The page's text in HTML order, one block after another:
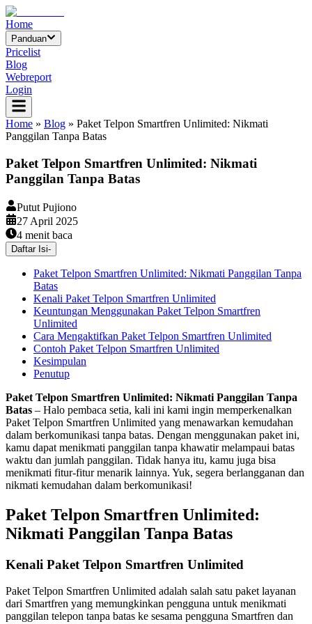
Home
Panduan
Pricelist
Blog
Webreport
Login
Home » Blog » Paket Telpon Smartfren Unlimited: Nikmati
Panggilan Tanpa Batas
Paket Telpon Smartfren Unlimited: Nikmati
Panggilan Tanpa Batas
Putut Pujiono
27 April 2025
4 menit baca
Daftar Isi-
Paket Telpon Smartfren Unlimited: Nikmati Panggilan Tanpa
Batas
Kenali Paket Telpon Smartfren Unlimited
Keuntungan Menggunakan Paket Telpon Smartfren
Unlimited
Cara Mengaktifkan Paket Telpon Smartfren Unlimited
Contoh Paket Telpon Smartfren Unlimited
Kesimpulan
Penutup
Paket Telpon Smartfren Unlimited: Nikmati Panggilan Tanpa
Batas – Halo pembaca setia, kali ini kami ingin memperkenalkan
Paket Telpon Smartfren Unlimited yang menawarkan kemudahan
dalam berkomunikasi tanpa batas. Dengan menggunakan paket ini,
kamu dapat menikmati panggilan tanpa khawatir melampaui batas
waktu dan jumlah panggilan. Tidak hanya itu, kamu juga bisa
menikmati fitur-fitur menarik lainnya. Yuk, segera berlangganan dan
nikmati kemudahan dalam berkomunikasi!
Paket Telpon Smartfren Unlimited:
Nikmati Panggilan Tanpa Batas
Kenali Paket Telpon Smartfren Unlimited
Paket Telpon Smartfren Unlimited adalah salah satu paket layanan
dari Smartfren yang memungkinkan pengguna untuk menikmati
panggilan telepon tanpa batas ke sesama pengguna Smartfren dan